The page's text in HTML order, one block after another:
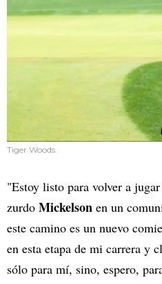
Tiger Woods.
"Estoy listo para volver a
zurdo Mickelson en un
este camino es un nuevo
en esta etapa de mi carrera y
sólo para mí, sino, espero,